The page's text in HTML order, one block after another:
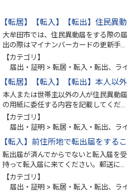
【転居】【転入】【転出】住民異
大牟田市では、住民異動届をする際の
出の際はマイナンバーカードの更新手…
【カテゴリ】
届出・証明 > 転居・転入・転出、ラ
【転居】【転入】【転出】本人以
本人または世帯主以外の人が住民異動
の用紙に委任する内容を記載してくだ…
【カテゴリ】
届出・証明 > 転居・転入・転出、ラ
【転入】前住所地で転出届をする
転出届が済んでからでないと転入届を
持って転入届に来てください。郵送に…
【カテゴリ】
届出・証明 > 転居・転入・転出、ラ